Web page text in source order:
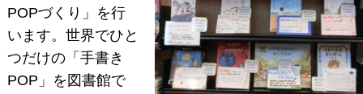
POPづくり」を行
います。世界でひと
つだけの「手書き
POP」を図書館で